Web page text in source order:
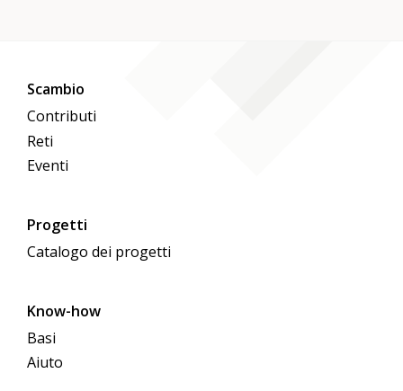
Scambio
Contributi
Reti
Eventi
Progetti
Catalogo dei progetti
Know-how
Basi
Aiuto